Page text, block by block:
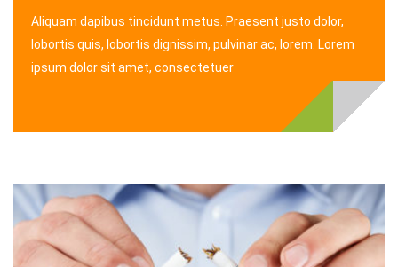
Aliquam dapibus tincidunt metus. Praesent justo dolor,
lobortis quis, lobortis dignissim, pulvinar ac, lorem. Lorem
ipsum dolor sit amet, consectetuer